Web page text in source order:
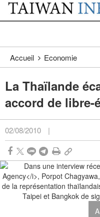
Passer au contenu principal
:::
Accueil Economie
La Thaïlande
accord de libre-
02/08/2010 |